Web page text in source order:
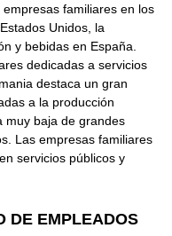
familiares en los
Unidos, la
y bebidas en España.
dedicadas a servicios
destaca un gran
a la producción
muy baja de grandes
Las empresas familiares
servicios públicos y
DE EMPLEADOS